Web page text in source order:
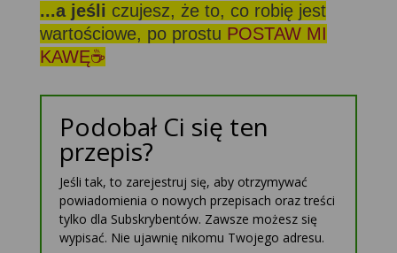
...a jeśli czujesz, że to, co robię jest
wartościowe, po prostu POSTAW MI
KAWĘ☕
Podobał Ci się ten
przepis?
Jeśli tak, to zarejestruj się, aby otrzymywać
powiadomienia o nowych przepisach oraz treści
tylko dla Subskrybentów. Zawsze możesz się
wypisać. Nie ujawnię nikomu Twojego adresu.